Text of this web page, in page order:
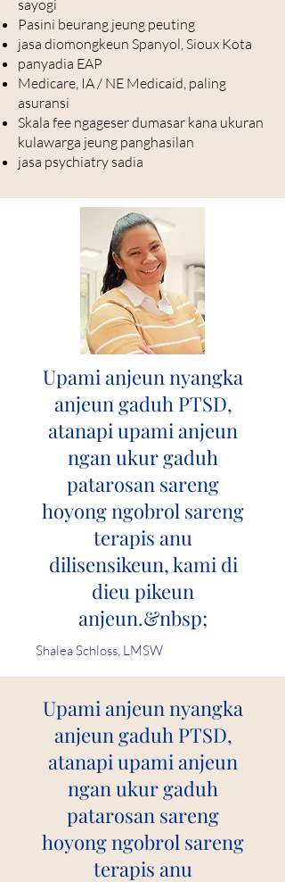
sayogi
Pasini beurang jeung peuting
jasa diomongkeun Spanyol, Sioux Kota
panyadia EAP
Medicare, IA / NE Medicaid, paling
asuransi
Skala fee ngageser dumasar kana ukuran
kulawarga jeung panghasilan
jasa psychiatry sadia
Upami anjeun nyangka
anjeun gaduh PTSD,
atanapi upami anjeun
ngan ukur gaduh
patarosan sareng
hoyong ngobrol sareng
terapis anu
dilisensikeun, kami di
dieu pikeun
anjeun.&nbsp;
Shalea Schloss, LMSW
Upami anjeun nyangka
anjeun gaduh PTSD,
atanapi upami anjeun
ngan ukur gaduh
patarosan sareng
hoyong ngobrol sareng
terapis anu